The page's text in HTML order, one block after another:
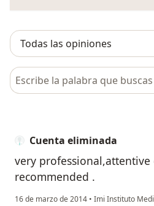
Busca en opiniones
Cuenta eliminada
very
recommended .
16 de marzo de 2014 • Imi Instituto